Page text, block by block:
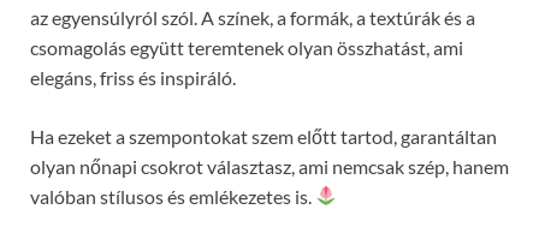
az egyensúlyról szól. A színek, a formák, a textúrák és a
csomagolás együtt teremtenek olyan összhatást, ami
elegáns, friss és inspiráló.
Ha ezeket a szempontokat szem előtt tartod, garantáltan
olyan nőnapi csokrot választasz, ami nemcsak szép, hanem
valóban stílusos és emlékezetes is.